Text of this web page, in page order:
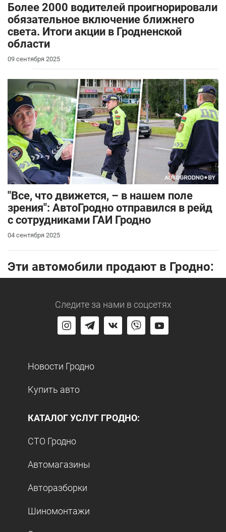
Более 2000 водителей проигнорировали
обязательное включение ближнего
света. Итоги акции в Гродненской
области
09 сентября 2025
"Все, что движется, – в нашем поле
зрения": АвтоГродно отправился в рейд
с сотрудниками ГАИ Гродно
04 сентября 2025
Эти автомобили продают в Гродно:
Следите за нами в соцсетях
Новости Гродно
Купить авто
КАТАЛОГ УСЛУГ ГРОДНО:
СТО Гродно
Автомагазины
Авторазборки
Шиномонтажи